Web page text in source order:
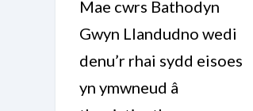
Mae cwrs Bathodyn
Gwyn Llandudno wedi
denu’r rhai sydd eisoes
yn ymwneud â